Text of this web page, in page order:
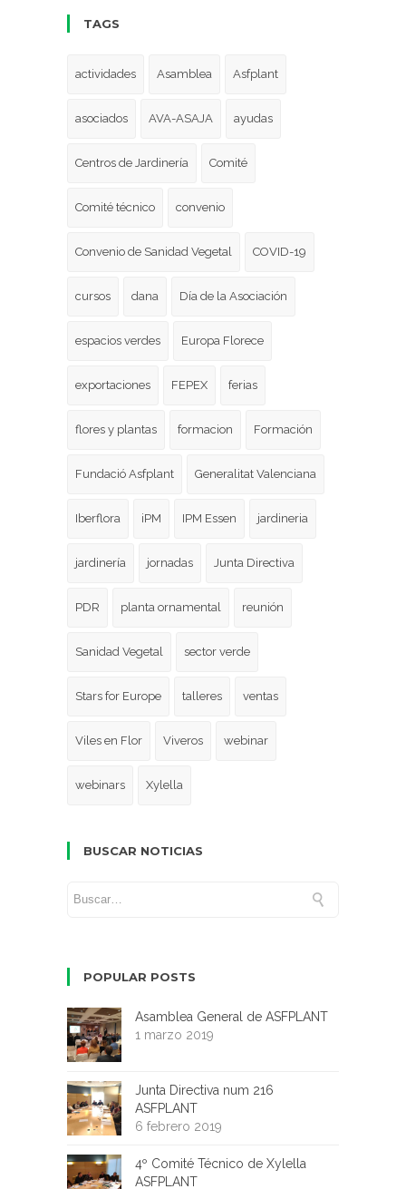
TAGS
actividades Asamblea Asfplant
asociados AVA-ASAJA ayudas
Centros de Jardinería Comité
Comité técnico convenio
Convenio de Sanidad Vegetal COVID-19
cursos dana Día de la Asociación
espacios verdes Europa Florece
exportaciones FEPEX ferias
flores y plantas formacion Formación
Fundació Asfplant Generalitat Valenciana
Iberflora iPM IPM Essen jardineria
jardinería jornadas Junta Directiva
PDR planta ornamental reunión
Sanidad Vegetal sector verde
Stars for Europe talleres ventas
Viles en Flor Viveros webinar
webinars Xylella
BUSCAR NOTICIAS
POPULAR POSTS
Asamblea General de ASFPLANT
1 marzo 2019
Junta Directiva num 216
ASFPLANT
6 febrero 2019
4º Comité Técnico de Xylella
ASFPLANT